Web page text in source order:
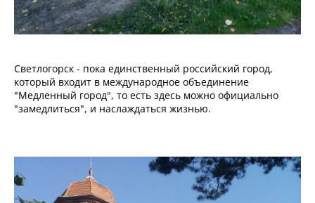
Светлогорск - пока единственный российский город,
который входит в международное объединение
"Медленный город", то есть здесь можно официально
"замедлиться", и наслаждаться жизнью.